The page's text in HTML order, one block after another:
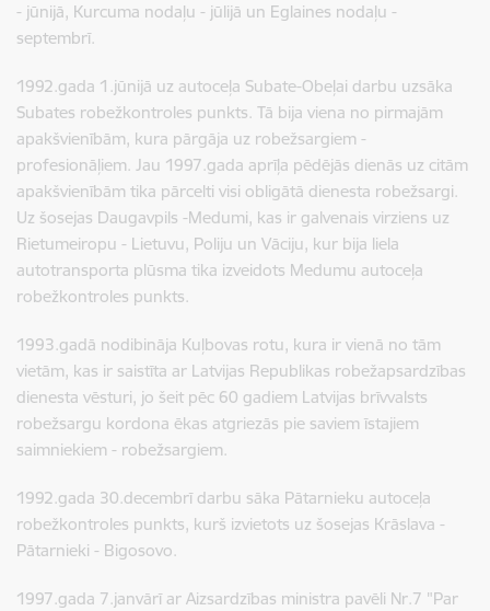
- jūnijā, Kurcuma nodaļu - jūlijā un Eglaines nodaļu -
septembrī.
1992.gada 1.jūnijā uz autoceļa Subate-Obeļai darbu uzsāka
Subates robežkontroles punkts. Tā bija viena no pirmajām
apakšvienībām, kura pārgāja uz robežsargiem -
profesionāļiem. Jau 1997.gada aprīļa pēdējās dienās uz citām
apakšvienībām tika pārcelti visi obligātā dienesta robežsargi.
Uz šosejas Daugavpils -Medumi, kas ir galvenais virziens uz
Rietumeiropu - Lietuvu, Poliju un Vāciju, kur bija liela
autotransporta plūsma tika izveidots Medumu autoceļa
robežkontroles punkts.
1993.gadā nodibināja Kuļbovas rotu, kura ir vienā no tām
vietām, kas ir saistīta ar Latvijas Republikas robežapsardzības
dienesta vēsturi, jo šeit pēc 60 gadiem Latvijas brīvvalsts
robežsargu kordona ēkas atgriezās pie saviem īstajiem
saimniekiem - robežsargiem.
1992.gada 30.decembrī darbu sāka Pātarnieku autoceļa
robežkontroles punkts, kurš izvietots uz šosejas Krāslava -
Pātarnieki - Bigosovo.
1997.gada 7.janvārī ar Aizsardzības ministra pavēli Nr.7 "Par